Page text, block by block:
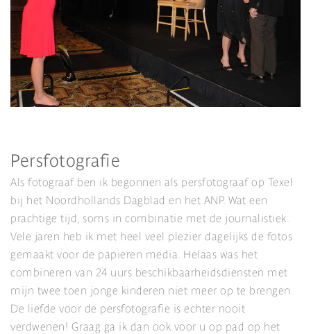
Persfotografie
Als fotograaf ben ik begonnen als persfotograaf op Texel
bij het Noordhollands Dagblad en het ANP. Wat een
prachtige tijd, soms in combinatie met de journalistiek.
Vele jaren heb ik met heel veel plezier dagelijks de fotos
gemaakt voor de papieren media. Helaas was het
combineren van 24 uurs beschikbaarheidsdiensten met
mijn twee toen jonge kinderen niet meer op te brengen.
De liefde voor de persfotografie is echter nooit
verdwenen! Graag ga ik dan ook voor u op pad op het